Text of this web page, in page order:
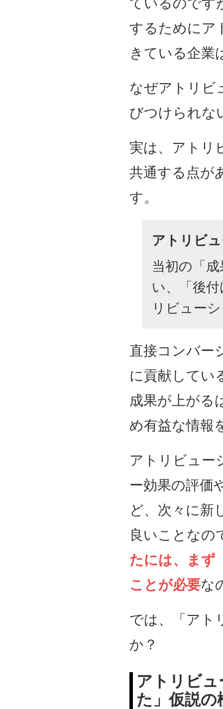
ているのです
するためにア
きている企業
なぜアトリビ
びつけられな
実は、アトリ
共通する点が
す。
アトリビ
当初の「
い、「後
リビュー
直接コンバー
に貢献してい
成果が上がる
め有益な情報
アトリビュー
ー効果の評価
ど、次々に新
良いことなの
たには、まず
ことが必要な
では、「アト
か？
アトリビ
た」仮説の